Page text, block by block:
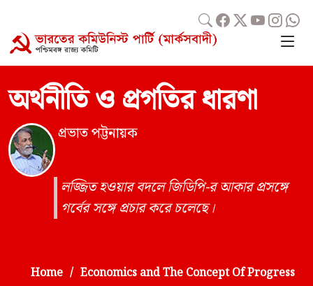
অর্থনীতি ও প্রগতির ধারণা
প্রভাত পট্টনায়ক
লজ্জিত হওয়ার বদলে জিডিপি-র আকার প্রসঙ্গে
গর্বের সঙ্গে প্রচার করে চলেছে।
Home Economics and The Concept Of Progress